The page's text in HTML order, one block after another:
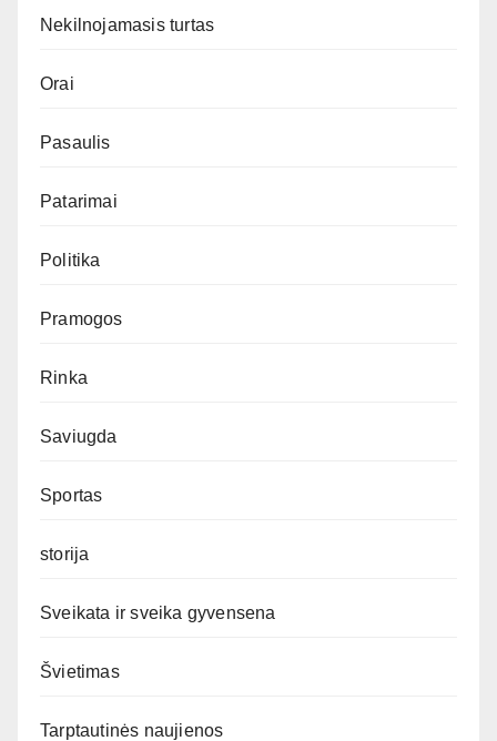
Nekilnojamasis turtas
Orai
Pasaulis
Patarimai
Politika
Pramogos
Rinka
Saviugda
Sportas
storija
Sveikata ir sveika gyvensena
Švietimas
Tarptautinės naujienos